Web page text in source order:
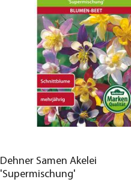
Dehner Samen Akelei
'Supermischung'